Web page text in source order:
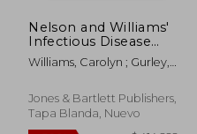
Nelson and Williams'
Infectious Disease
Epidemiology:
Theory and Practice
Williams, Carolyn ; Gurley,
Jones & Bartlett Publishers,
Tapa Blanda, Nuevo